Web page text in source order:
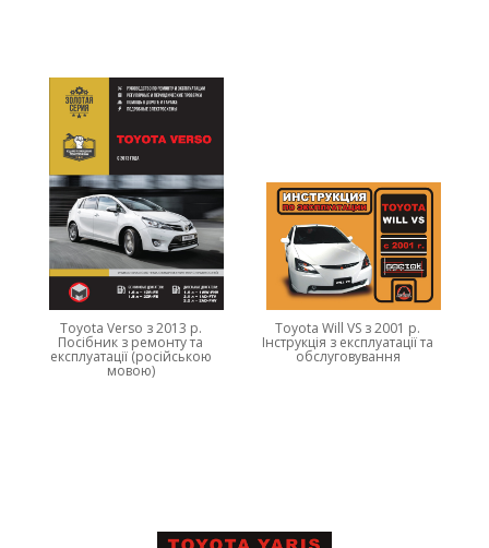
Toyota Verso з 2013 р.
Посібник з ремонту та
експлуатації (російською
мовою)
Toyota Will VS з 2001 р.
Інструкція з експлуатації та
обслуговування